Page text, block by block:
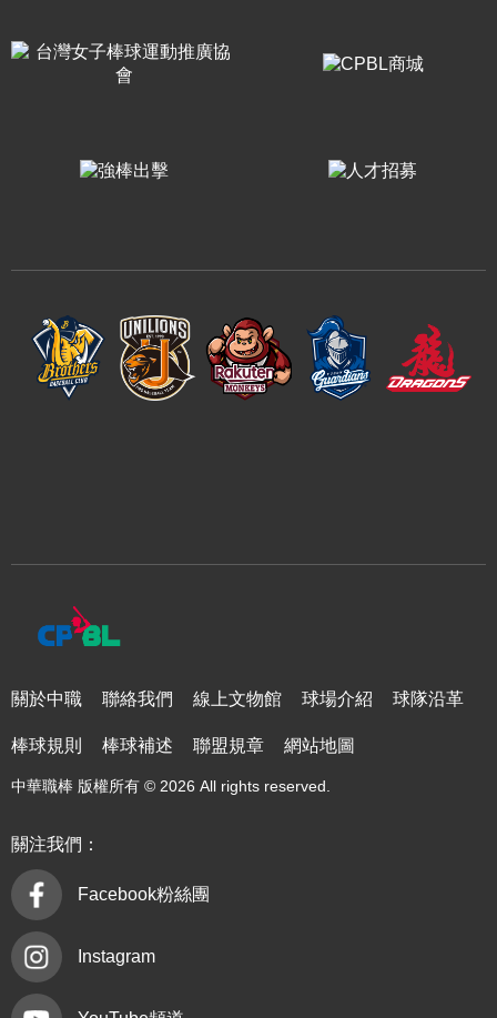
關於中職 聯絡我們 線上文物館 球場介紹 球隊沿革
棒球規則 棒球補述 聯盟規章 網站地圖
中華職棒 版權所有 © 2026 All rights reserved.
關注我們：
Facebook粉絲團
Instagram